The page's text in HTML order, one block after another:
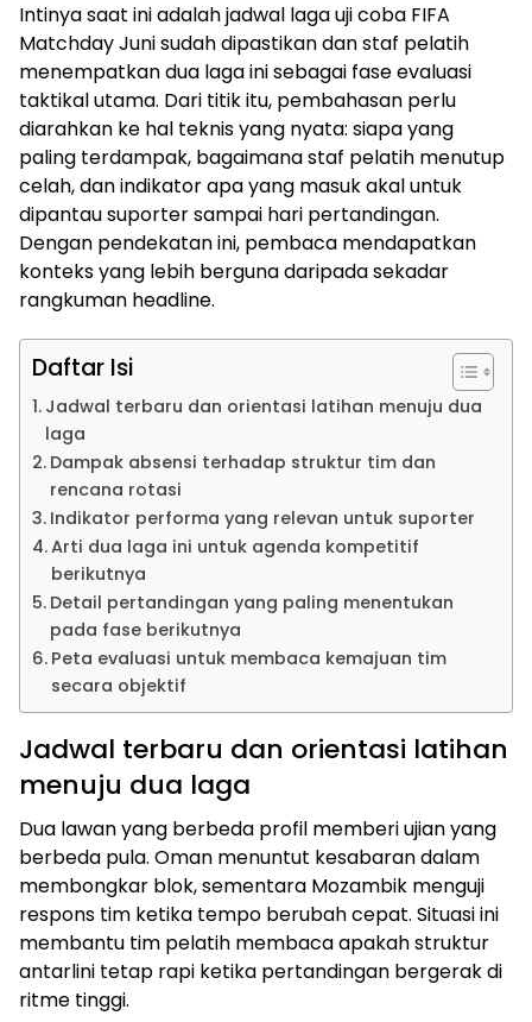
Intinya saat ini adalah jadwal laga uji coba FIFA
Matchday Juni sudah dipastikan dan staf pelatih
menempatkan dua laga ini sebagai fase evaluasi
taktikal utama. Dari titik itu, pembahasan perlu
diarahkan ke hal teknis yang nyata: siapa yang
paling terdampak, bagaimana staf pelatih menutup
celah, dan indikator apa yang masuk akal untuk
dipantau suporter sampai hari pertandingan.
Dengan pendekatan ini, pembaca mendapatkan
konteks yang lebih berguna daripada sekadar
rangkuman headline.
Daftar Isi
Jadwal terbaru dan orientasi latihan menuju dua
laga
Dampak absensi terhadap struktur tim dan
rencana rotasi
Indikator performa yang relevan untuk suporter
Arti dua laga ini untuk agenda kompetitif
berikutnya
Detail pertandingan yang paling menentukan
pada fase berikutnya
Peta evaluasi untuk membaca kemajuan tim
secara objektif
Jadwal terbaru dan orientasi latihan
menuju dua laga
Dua lawan yang berbeda profil memberi ujian yang
berbeda pula. Oman menuntut kesabaran dalam
membongkar blok, sementara Mozambik menguji
respons tim ketika tempo berubah cepat. Situasi ini
membantu tim pelatih membaca apakah struktur
antarlini tetap rapi ketika pertandingan bergerak di
ritme tinggi.